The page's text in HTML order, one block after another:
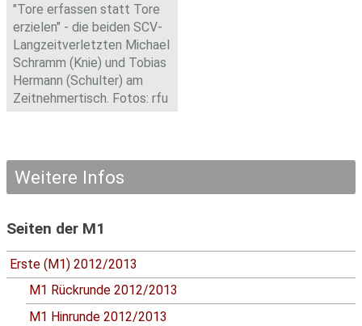
"Tore erfassen statt Tore
erzielen" - die beiden SCV-
Langzeitverletzten Michael
Schramm (Knie) und Tobias
Hermann (Schulter) am
Zeitnehmertisch. Fotos: rfu
Weitere Infos
Seiten der M1
Erste (M1) 2012/2013
M1 Rückrunde 2012/2013
M1 Hinrunde 2012/2013